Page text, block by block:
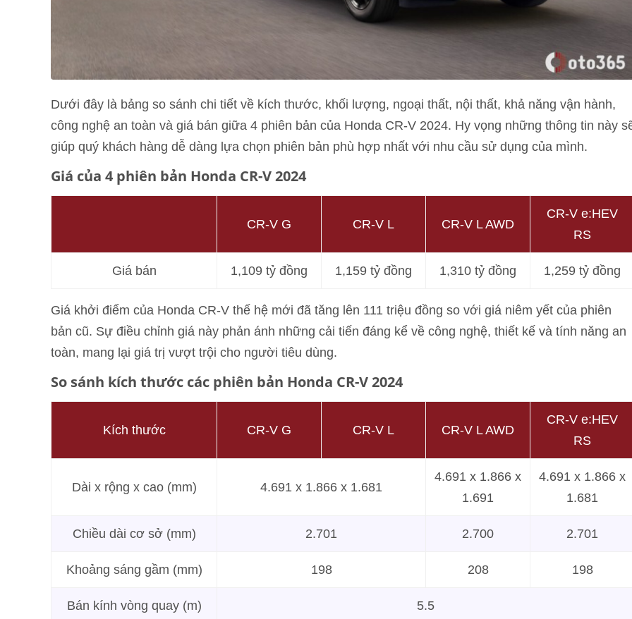
Dưới đây là bảng so sánh chi tiết về kích thước, khối lượng, ngoại thất, nội thất, khả năng vận hành,
công nghệ an toàn và giá bán giữa 4 phiên bản của Honda CR-V 2024. Hy vọng những thông tin này
giúp quý khách hàng dễ dàng lựa chọn phiên bản phù hợp nhất với nhu cầu sử dụng của mình.
Giá của 4 phiên bản Honda CR-V 2024
CR-V G CR-V L CR-V L AWD
CR-V e:HEV
RS
Giá bán 1,109 tỷ đồng 1,159 tỷ đồng 1,310 tỷ đồng 1,259 tỷ đồng
Giá khởi điểm của Honda CR-V thế hệ mới đã tăng lên 111 triệu đồng so với giá niêm yết của phiên
bản cũ. Sự điều chỉnh giá này phản ánh những cải tiến đáng kể về công nghệ, thiết kế và tính năng an
toàn, mang lại giá trị vượt trội cho người tiêu dùng.
So sánh kích thước các phiên bản Honda CR-V 2024
Kích thước CR-V G CR-V L CR-V L AWD
CR-V e:HEV
RS
Dài x rộng x cao (mm) 4.691 x 1.866 x 1.681
4.691 x 1.866 x
1.691
4.691 x 1.866 x
1.681
Chiều dài cơ sở (mm) 2.701 2.700 2.701
Khoảng sáng gầm (mm) 198 208 198
Bán kính vòng quay (m) 5.5